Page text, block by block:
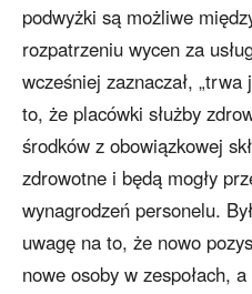
podwyżki są możliwe
rozpatrzeniu wycen za
wcześniej zaznaczał,
to, że placówki służby
środków z obowiązkowej
zdrowotne i będą mogły
wynagrodzeń personelu.
uwagę na to, że nowo
nowe osoby w zespołach,